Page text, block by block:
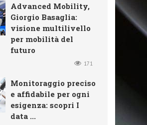
Advanced Mobility,
Giorgio Basaglia:
visione multilivello
per mobilità del
futuro
171
Monitoraggio preciso
e affidabile per ogni
esigenza: scopri I
data ...